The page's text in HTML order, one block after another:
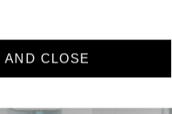
AND CLOSE